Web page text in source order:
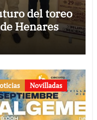
del toreo
Henares
Novilladas